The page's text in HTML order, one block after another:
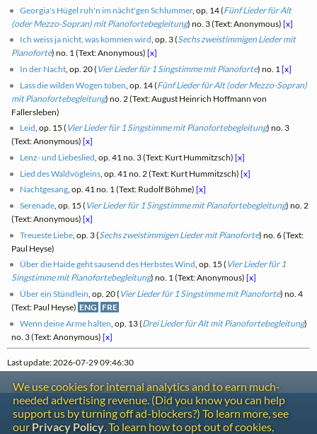
Georgia's Hügel ruh'n im nächt'gen Schlummer, op. 14 (Fünf Lieder für Alt
(oder Mezzo-Sopran) mit Pianofortebegleitung) no. 3 (Text: Anonymous)[x]
Ich weiss ja nicht, was kommen wird, op. 3 (Sechs zweistimmigen Lieder mit
Pianoforte) no. 1 (Text: Anonymous)[x]
In der Nacht , op. 20 ( Vier Lieder für 1 Singstimme mit Pianoforte) no. 1[x]
Lass die wilden Wogen toben , op. 14 (Fünf Lieder für Alt (oder Mezzo-Sopran)
mit Pianofortebegleitung) no. 2 (Text: August Heinrich Hoffmann von
Fallersleben)
Leid, op. 15 ( Vier Lieder für 1 Singstimme mit Pianofortebegleitung) no. 3
(Text: Anonymous)[x]
Lenz- und Liebeslied , op. 41 no. 3 (Text: Kurt Hummitzsch)[x]
Lied des Waldvögleins , op. 41 no. 2 (Text: Kurt Hummitzsch)[x]
Nachtgesang, op. 41 no. 1 (Text: Rudolf Böhme)[x]
Serenade , op. 15 ( Vier Lieder für 1 Singstimme mit Pianofortebegleitung) no. 2
(Text: Anonymous)[x]
Treueste Liebe , op. 3 (Sechs zweistimmigen Lieder mit Pianoforte) no. 6 (Text:
Paul Heyse)
Über die Haide geht sausend des Herbstes Wind, op. 15 ( Vier Lieder für 1
Singstimme mit Pianofortebegleitung) no. 1 (Text: Anonymous)[x]
Über ein Stündlein , op. 20 ( Vier Lieder für 1 Singstimme mit Pianoforte) no. 4
(Text: Paul Heyse) ENG FRE
Wenn deine Arme halten , op. 13 (Drei Lieder für Alt mit Pianofortebegleitung)
no. 3 (Text: Anonymous)[x]
Last update: 2026-07-29 09:46:30
We use cookies for internal analytics and to earn much-
needed advertising revenue. (Did you know you can help
support us by turning off ad-blockers?) To learn more, see
our Privacy Policy. To learn how to opt out of cookies,
Contact
Copyright